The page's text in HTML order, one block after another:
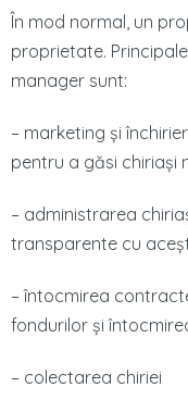
În mod normal, un
proprietate.
manager sunt:
– marketing și
pentru a găsi chiriași
– administrarea
transparente cu
–întocmirea
fondurilor și
– colectarea chiriei